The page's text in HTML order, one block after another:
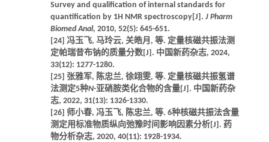
Survey and qualification of internal standards for
quantification by 1H NMR spectroscopy[J]. J Pharm
Biomed Anal, 2010, 52(5): 645-651.
[24] 冯玉飞, 马玲云, 关皓月, 等. 定量核磁共振法测
定帕瑞昔布钠的质量分数[J]. 中国新药杂志, 2024,
33(12): 1277-1280.
[25] 张雅军, 陈忠兰, 徐翊雯, 等. 定量核磁共振氢谱
法测定5种N-亚硝胺类化合物的含量[J]. 中国新药杂
志, 2022, 31(13): 1326-1330.
[26] 师小春, 冯玉飞, 陈忠兰, 等. 6种核磁共振法含量
测定用标准物质纵向弛豫时间影响因素分析[J]. 药
物分析杂志, 2020, 40(11): 1928-1934.